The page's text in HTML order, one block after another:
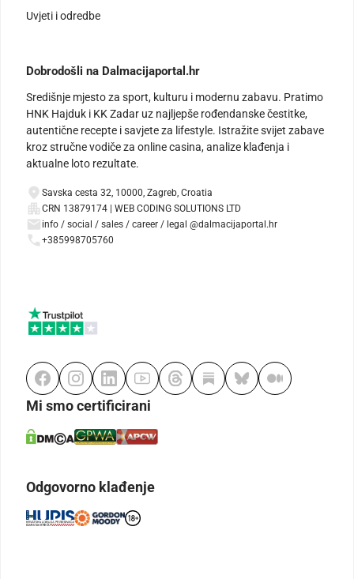
Uvjeti i odredbe
Dobrodošli na Dalmacijaportal.hr
Središnje mjesto za sport, kulturu i modernu zabavu. Pratimo
HNK Hajduk i KK Zadar uz najljepše rođendanske čestitke,
autentične recepte i savjete za lifestyle. Istražite svijet zabave
kroz stručne vodiče za online casina, analize klađenja i
aktualne loto rezultate.
Savska cesta 32, 10000, Zagreb, Croatia
CRN 13879174 | WEB CODING SOLUTIONS LTD
info / social / sales / career / legal @dalmacijaportal.hr
+385998705760
Mi smo certificirani
Odgovorno klađenje